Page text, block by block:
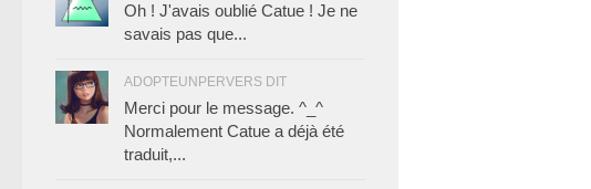
Oh ! J'avais oublié Catue ! Je ne
savais pas que...
ADOPTEUNPERVERS DIT
Merci pour le message. ^_^
Normalement Catue a déjà été
traduit,...